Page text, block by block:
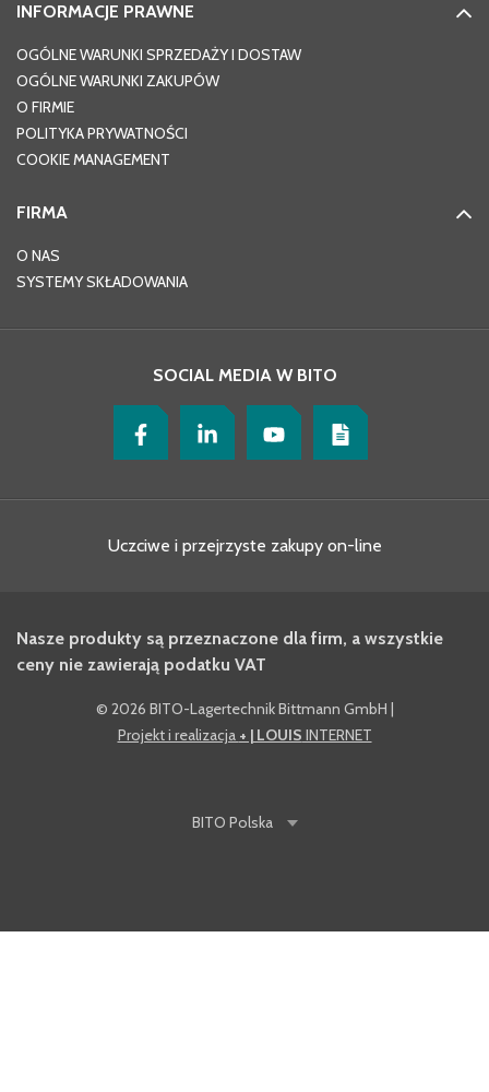
INFORMACJE PRAWNE
OGÓLNE WARUNKI SPRZEDAŻY I DOSTAW
OGÓLNE WARUNKI ZAKUPÓW
O FIRMIE
POLITYKA PRYWATNOŚCI
COOKIE MANAGEMENT
FIRMA
O NAS
SYSTEMY SKŁADOWANIA
SOCIAL MEDIA W BITO
Uczciwe i przejrzyste zakupy on-line
Nasze produkty są przeznaczone dla firm, a wszystkie
ceny nie zawierają podatku VAT
© 2026 BITO-Lagertechnik Bittmann GmbH |
Projekt i realizacja + | LOUIS INTERNET
BITO Polska